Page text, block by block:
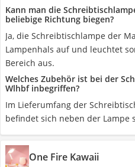
Kann man die
beliebige Richtung biegen?
Ja, die Schreibtischlampe der
Lampenhals auf und leuchtet
Bereich aus.
Welches Zubehör ist bei der
Wlhbf inbegriffen?
Im Lieferumfang der
befindet sich neben der Lampe
One Fire Kawaii